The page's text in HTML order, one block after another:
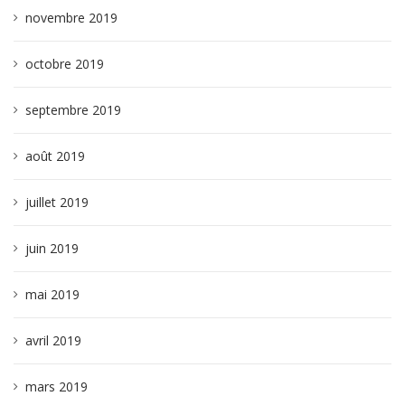
novembre 2019
octobre 2019
septembre 2019
août 2019
juillet 2019
juin 2019
mai 2019
avril 2019
mars 2019